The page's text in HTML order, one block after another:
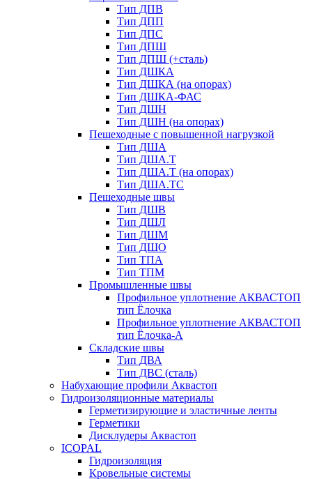
Тип ДПВ
Тип ДПП
Тип ДПС
Тип ДПШ
Тип ДПШ (+сталь)
Тип ДШКА
Тип ДШКА (на опорах)
Тип ДШКА-ФАС
Тип ДШН
Тип ДШН (на опорах)
Пешеходные с повышенной нагрузкой
Тип ДША
Тип ДША.Т
Тип ДША.Т (на опорах)
Тип ДША.ТС
Пешеходные швы
Тип ДШВ
Тип ДШЛ
Тип ДШМ
Тип ДШО
Тип ТПА
Тип ТПМ
Промышленные швы
Профильное уплотнение АКВАСТОП
тип Ёлочка
Профильное уплотнение АКВАСТОП
тип Ёлочка-А
Складские швы
Тип ДВА
Тип ДВС (сталь)
Набухающие профили Аквастоп
Гидроизоляционные материалы
Герметизирующие и эластичные ленты
Герметики
Дисклудеры Аквастоп
ICOPAL
Гидроизоляция
Кровельные системы